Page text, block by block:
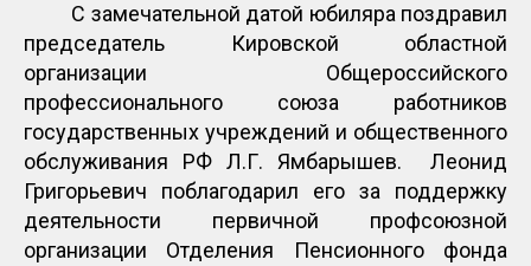
С замечательной датой юбиляра поздравил
председатель Кировской областной
организации Общероссийского
профессионального союза работников
государственных учреждений и общественного
обслуживания РФ Л.Г. Ямбарышев. Леонид
Григорьевич поблагодарил его за поддержку
деятельности первичной профсоюзной
организации Отделения Пенсионного фонда